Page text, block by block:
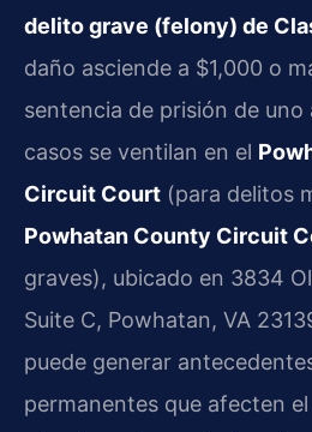
delito grave (felony) de
daño asciende a $1,000 o
sentencia de prisión de uno
casos se ventilan en el
Circuit Court (para delitos
Powhatan County Circuit
graves), ubicado en 3834
Suite C, Powhatan, VA
puede generar
permanentes que afecten